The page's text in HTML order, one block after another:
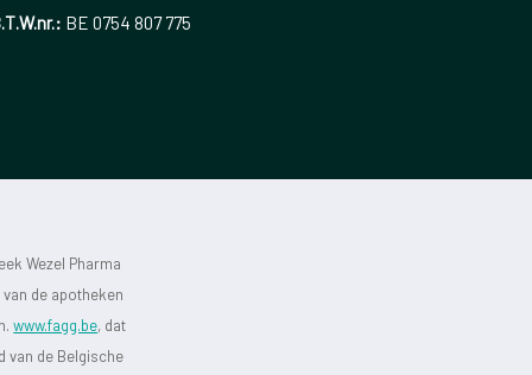
BE 0754 807 775
Wezel Pharma
van de apotheken
www.fagg.be, dat
van de Belgische